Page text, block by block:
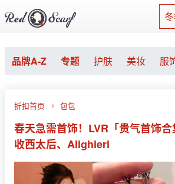
品牌A-Z 专题 护肤 美妆 服
折扣首页 包包
春天急需首饰！LVR「贵气首饰合
收西太后、Alighieri